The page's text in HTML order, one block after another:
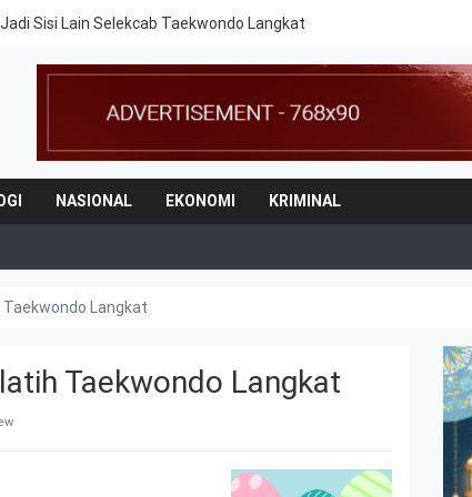
Sisi Lain Selekcab Taekwondo Langkat
NASIONAL EKONOMI KRIMINAL
Langkat
Taekwondo Langkat